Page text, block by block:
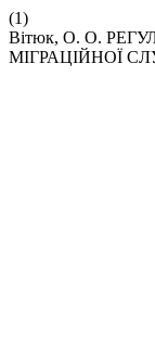
(1)
Вітюк, О. О.
МІГРАЦІЙНОЇ